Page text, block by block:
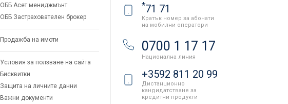
ОББ Асет мениджмънт
ОББ Застрахователен брокер
Продажба на имоти
Условия за ползване на сайта
Бисквитки
Защита на личните данни
Важни документи
*71 71
Кратък номер за абонати
на мобилни оператори
0700 1 17 17
Национална линия
+3592 811 20 99
Дистанционно
кандидатстване за
кредитни продукти